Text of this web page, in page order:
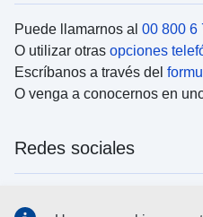
Puede llamarnos al 00 800 6
O utilizar otras opciones
Escríbanos a través del
O venga a conocernos en
Redes sociales